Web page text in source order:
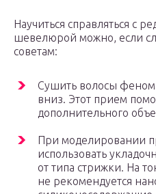
Научиться справляться с
шевелюрой можно, если
советам:
Сушить волосы феном
вниз. Этот прием
дополнительного
При моделировании
использовать
от типа стрижки. На
не рекомендуется